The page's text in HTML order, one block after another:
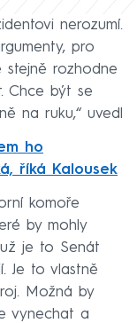
nerozumí.
pro
stejně rozhodne
Chce být se
na ruku,“ uvedl
ho
říká Kalousek
komoře
by mohly
je to Senát
Je to vlastně
Možná by
vynechat a